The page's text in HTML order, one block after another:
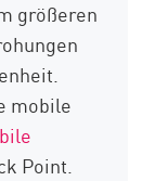
größeren
mobile
Point.